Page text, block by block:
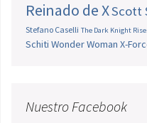
Reinado de XScott
Stefano Caselli The Dark Knight
Schiti Wonder Woman X-
Nuestro Facebook